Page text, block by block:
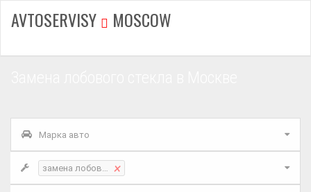
AVTOSERVISY MOSCOW
Марка авто
замена лобового стекла
×